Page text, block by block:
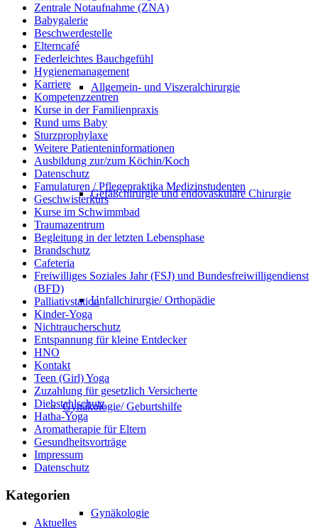
Allgemein- und Viszeralchirurgie
Gefäßchirurgie und endovaskuläre Chirurgie
Unfallchirurgie/ Orthopädie
Gynäkologie/ Geburtshilfe
Gynäkologie
Zentrale Notaufnahme (ZNA)
Babygalerie
Beschwerdestelle
Elterncafé
Federleichtes Bauchgefühl
Hygienemanagement
Karriere
Kompetenzzentren
Kurse in der Familienpraxis
Rund ums Baby
Sturzprophylaxe
Weitere Patienteninformationen
Ausbildung zur/zum Köchin/Koch
Datenschutz
Famulaturen / Pflegepraktika Medizinstudenten
Geschwisterkurs
Kurse im Schwimmbad
Traumazentrum
Begleitung in der letzten Lebensphase
Brandschutz
Cafeteria
Freiwilliges Soziales Jahr (FSJ) und Bundesfreiwilligendienst
(BFD)
Palliativstation
Kinder-Yoga
Nichtraucherschutz
Entspannung für kleine Entdecker
HNO
Kontakt
Teen (Girl) Yoga
Zuzahlung für gesetzlich Versicherte
Diebstahlschutz
Hatha-Yoga
Aromatherapie für Eltern
Gesundheitsvorträge
Impressum
Datenschutz
Kategorien
Aktuelles